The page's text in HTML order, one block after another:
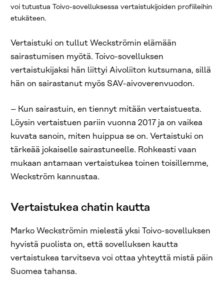
voi tutustua Toivo-sovelluksessa vertaistukijoiden profiileihin
etukäteen.
Vertaistuki on tullut Weckströmin elämään
sairastumisen myötä. Toivo-sovelluksen
vertaistukijaksi hän liittyi Aivoliiton kutsumana, sillä
hän on sairastanut myös SAV-aivoverenvuodon.
– Kun sairastuin, en tiennyt mitään vertaistuesta.
Löysin vertaistuen pariin vuonna 2017 ja on vaikea
kuvata sanoin, miten huippua se on. Vertaistuki on
tärkeää jokaiselle sairastuneelle. Rohkeasti vaan
mukaan antamaan vertaistukea toinen toisillemme,
Weckström kannustaa.
Vertaistukea chatin kautta
Marko Weckströmin mielestä yksi Toivo-sovelluksen
hyvistä puolista on, että sovelluksen kautta
vertaistukea tarvitseva voi ottaa yhteyttä mistä päin
Suomea tahansa.